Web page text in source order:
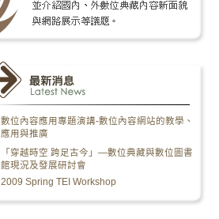
數位內容應用專題演講-數位內容網站的教學、
應用與推廣
「穿越時空 跨足古今」—數位典藏與數位圖書
館現況及發展研討會
2009 Spring TEI Workshop